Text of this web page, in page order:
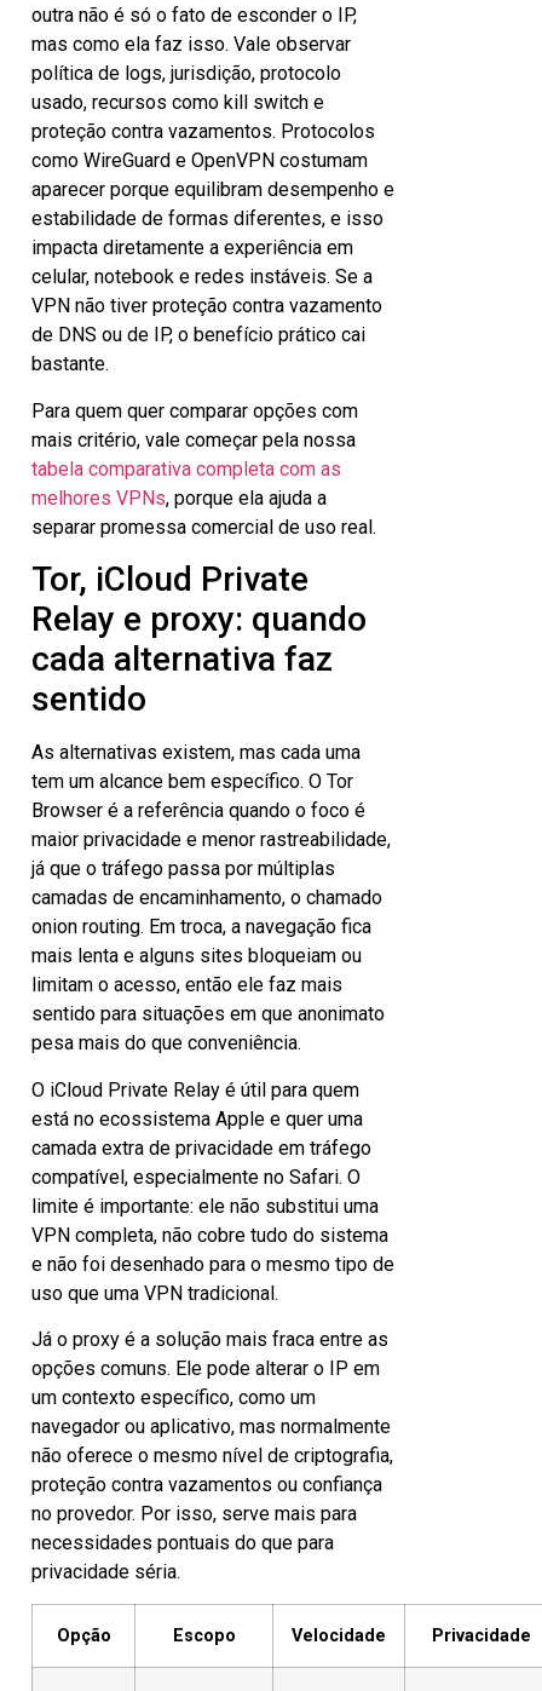
outra não é só o fato de esconder o IP,
mas como ela faz isso. Vale observar
política de logs, jurisdição, protocolo
usado, recursos como kill switch e
proteção contra vazamentos. Protocolos
como WireGuard e OpenVPN costumam
aparecer porque equilibram desempenho e
estabilidade de formas diferentes, e isso
impacta diretamente a experiência em
celular, notebook e redes instáveis. Se a
VPN não tiver proteção contra vazamento
de DNS ou de IP, o benefício prático cai
bastante.
Para quem quer comparar opções com
mais critério, vale começar pela nossa
tabela comparativa completa com as
melhores VPNs, porque ela ajuda a
separar promessa comercial de uso real.
Tor, iCloud Private
Relay e proxy: quando
cada alternativa faz
sentido
As alternativas existem, mas cada uma
tem um alcance bem específico. O Tor
Browser é a referência quando o foco é
maior privacidade e menor rastreabilidade,
já que o tráfego passa por múltiplas
camadas de encaminhamento, o chamado
onion routing. Em troca, a navegação fica
mais lenta e alguns sites bloqueiam ou
limitam o acesso, então ele faz mais
sentido para situações em que anonimato
pesa mais do que conveniência.
O iCloud Private Relay é útil para quem
está no ecossistema Apple e quer uma
camada extra de privacidade em tráfego
compatível, especialmente no Safari. O
limite é importante: ele não substitui uma
VPN completa, não cobre tudo do sistema
e não foi desenhado para o mesmo tipo de
uso que uma VPN tradicional.
Já o proxy é a solução mais fraca entre as
opções comuns. Ele pode alterar o IP em
um contexto específico, como um
navegador ou aplicativo, mas normalmente
não oferece o mesmo nível de criptografia,
proteção contra vazamentos ou confiança
no provedor. Por isso, serve mais para
necessidades pontuais do que para
privacidade séria.
Opção Escopo Velocidade Privacidade